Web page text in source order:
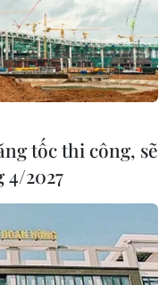
ẩn xung
nội dung nổi bật sau:
phát hiện vụ nổ cùng
tốc thi công, sẽ
4/2027